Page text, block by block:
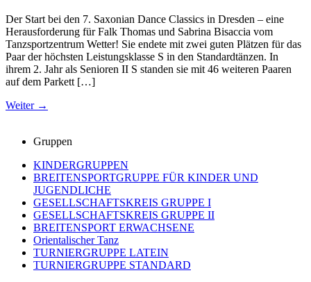
Der Start bei den 7. Saxonian Dance Classics in Dresden – eine
Herausforderung für Falk Thomas und Sabrina Bisaccia vom
Tanzsportzentrum Wetter! Sie endete mit zwei guten Plätzen für das
Paar der höchsten Leistungsklasse S in den Standardtänzen. In
ihrem 2. Jahr als Senioren II S standen sie mit 46 weiteren Paaren
auf dem Parkett […]
Weiter →
Gruppen
KINDERGRUPPEN
BREITENSPORTGRUPPE FÜR KINDER UND
JUGENDLICHE
GESELLSCHAFTSKREIS GRUPPE I
GESELLSCHAFTSKREIS GRUPPE II
BREITENSPORT ERWACHSENE
Orientalischer Tanz
TURNIERGRUPPE LATEIN
TURNIERGRUPPE STANDARD